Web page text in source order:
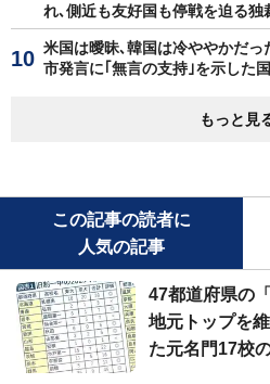
れ､側近も友好国も停戦を迫る独
米国は曖昧､韓国は冷ややかだ
市発言に｢無言の支持｣を示した
もっと見
この記事の読者に
人気の記事
47都道府県の
地元トップを
た元名門17校